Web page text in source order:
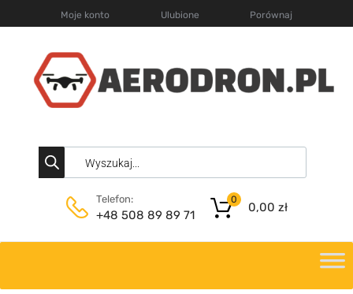
Moje konto Ulubione Porównaj
Telefon:
+48 508 89 89 71
0,00 zł
0